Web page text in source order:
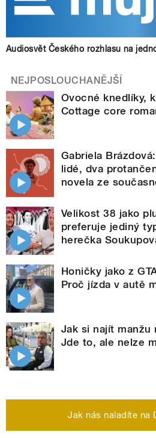
Audiosvět Českého rozhlasu na
NEJPOSLOUCHANĚJŠÍ
Ovocné knedlíky,
Cottage core
Gabriela
lidé, dva
novela ze
Velikost 38 jako
preferuje jediný
herečka
Honičky jako z
Proč jízda v autě
Jak si najít manžu
Jde to, ale nelze
Jak nás naladíte na